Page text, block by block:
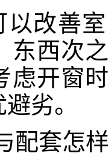
以改善
东西次
虑开窗
劣。
配套怎